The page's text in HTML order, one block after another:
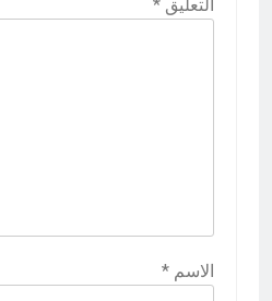
التعليق *
الاسم *